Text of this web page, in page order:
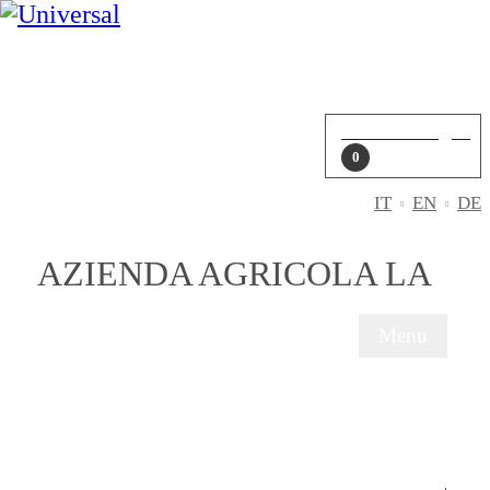
0
IT EN DE
AZIENDA AGRICOLA LA